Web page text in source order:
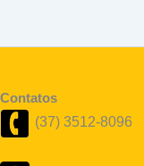
Contatos
(37) 3512-8096